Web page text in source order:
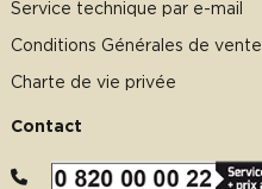
Service technique par e-mail
Conditions Générales de vente
Charte de vie privée
Contact